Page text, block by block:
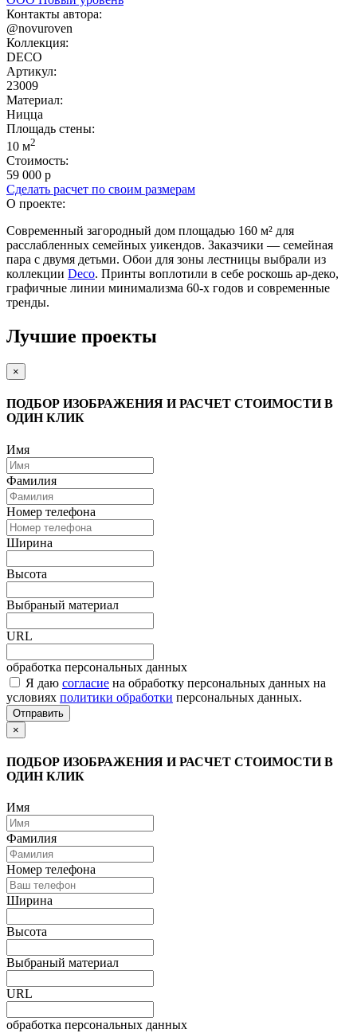
Контакты автора:
@novuroven
Коллекция:
DECO
Артикул:
23009
Материал:
Ницца
Площадь cтены:
10 м2
Стоимость:
59 000 р
Сделать расчет по своим размерам
О проекте:
Современный загородный дом площадью 160 м² для
расслабленных семейных уикендов. Заказчики — семейная
пара с двумя детьми. Обои для зоны лестницы выбрали из
коллекции Deco. Принты воплотили в себе роскошь ар-деко,
графичные линии минимализма 60-х годов и современные
тренды.
Лучшие проекты
×
ПОДБОР ИЗОБРАЖЕНИЯ И РАСЧЕТ СТОИМОСТИ В
ОДИН КЛИК
Имя
Фамилия
Номер телефона
Ширина
Высота
Выбраный материал
URL
обработка персональных данных
Я даю согласие на обработку персональных данных на
условиях политики обработки персональных данных.
Отправить
×
ПОДБОР ИЗОБРАЖЕНИЯ И РАСЧЕТ СТОИМОСТИ В
ОДИН КЛИК
Имя
Фамилия
Номер телефона
Ширина
Высота
Выбраный материал
URL
обработка персональных данных